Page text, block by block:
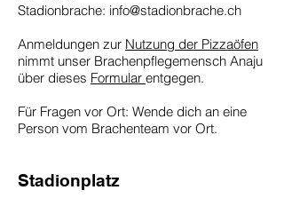
Stadionbrache: info@stadionbrache.ch
Anmeldungen zur Nutzung der Pizzaöfen
nimmt unser Brachenpflegemensch Anaju
über dieses Formular entgegen.
Für Fragen vor Ort: Wende dich an eine
Person vom Brachenteam vor Ort.
Stadionplatz